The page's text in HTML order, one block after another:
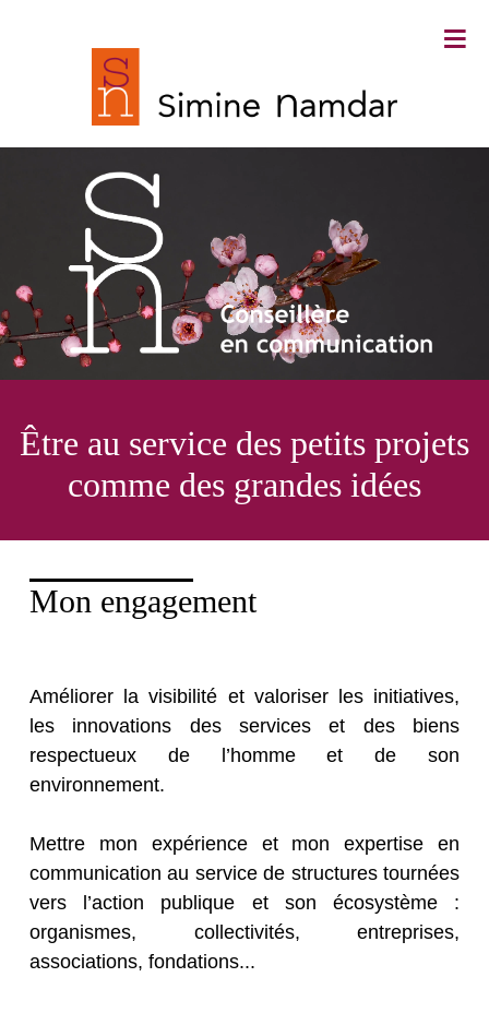
Simine Namdar ∙ Conseillère en
communication
Être au service des petits projets
comme des grandes idées
Mon engagement
Améliorer la visibilité et valoriser les initiatives,
les innovations des services et des biens
respectueux de l’homme et de son
environnement.
Mettre mon expérience et mon expertise en
communication au service de structures tournées
vers l’action publique et son écosystème :
organismes, collectivités, entreprises,
associations, fondations...
≡